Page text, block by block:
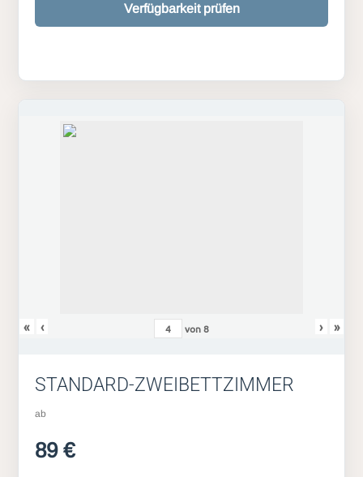
Verfügbarkeit prüfen
« ‹ von8 › »
STANDARD-ZWEIBETTZIMMER
ab
89 €